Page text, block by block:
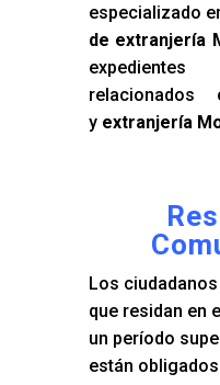
especializado
de extranjería
y extranjería
Los
que residan en
un período
están